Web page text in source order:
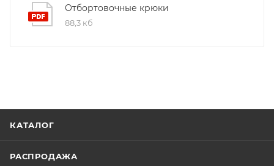
Отбортовочные крюки
88,3 кб
КАТАЛОГ
РАСПРОДАЖА